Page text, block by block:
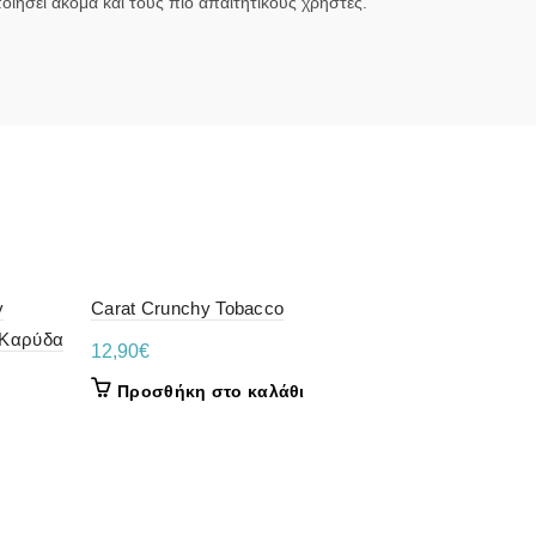
Carat Crunchy Tobacco
12,90€
Προσθήκη στο καλάθι